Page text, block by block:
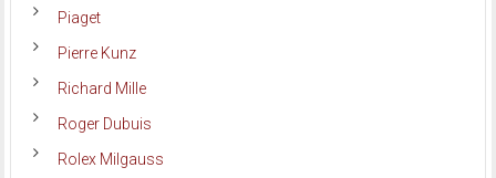
Piaget
Pierre Kunz
Richard Mille
Roger Dubuis
Rolex Milgauss